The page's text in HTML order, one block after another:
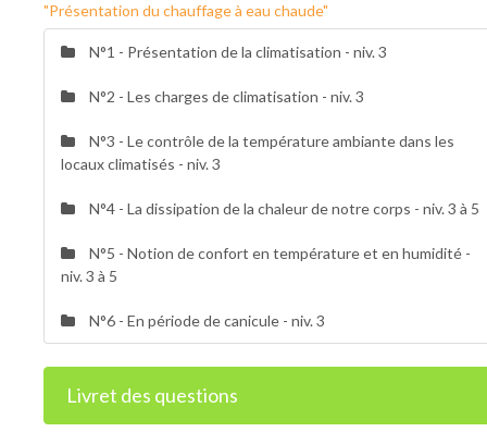
"Présentation du chauffage à eau chaude"
N°1 - Présentation de la climatisation - niv. 3
N°2 - Les charges de climatisation - niv. 3
N°3 - Le contrôle de la température ambiante dans les
locaux climatisés - niv. 3
N°4 - La dissipation de la chaleur de notre corps - niv. 3 à 5
N°5 - Notion de confort en température et en humidité -
niv. 3 à 5
N°6 - En période de canicule - niv. 3
Livret des questions